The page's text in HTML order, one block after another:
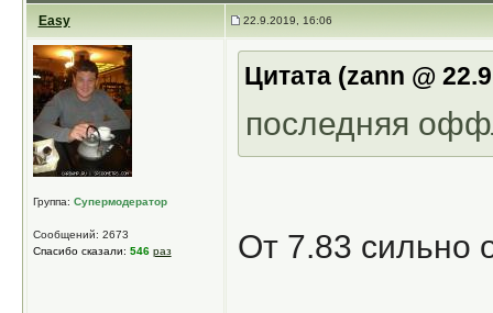
Easy 22.9.2019, 16:06
Группа: Супермодератор
Сообщений: 2673
Спасибо сказали: 546 раз
Цитата (zann @
последняя
От 7.83 сильно